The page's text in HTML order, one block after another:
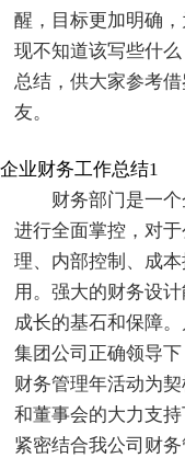
醒，目标更加明确
现不知道该写些什
总结，供大家参考
友。
企业财务工作总结1
财务部门是一
进行全面掌控，对
理、内部控制、成
用。强大的财务设
成长的基石和保障
集团公司正确领导
财务管理年活动为
和董事会的大力支
紧密结合我公司财